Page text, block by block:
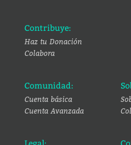
Contribuye:
Haz tu Donación
Colabora
Comunidad:
Cuenta básica
Cuenta Avanzada